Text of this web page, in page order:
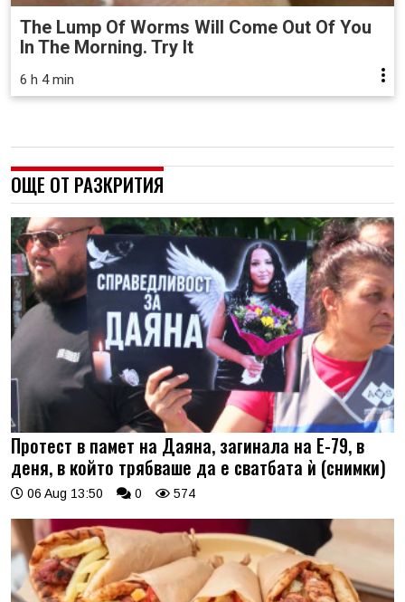
The Lump Of Worms Will Come Out Of You
In The Morning. Try It
6 h 4 min
ОЩЕ ОТ РАЗКРИТИЯ
Протест в памет на Даяна, загинала на Е-79, в
деня, в който трябваше да е сватбата ѝ (снимки)
06 Aug 13:50 0 574